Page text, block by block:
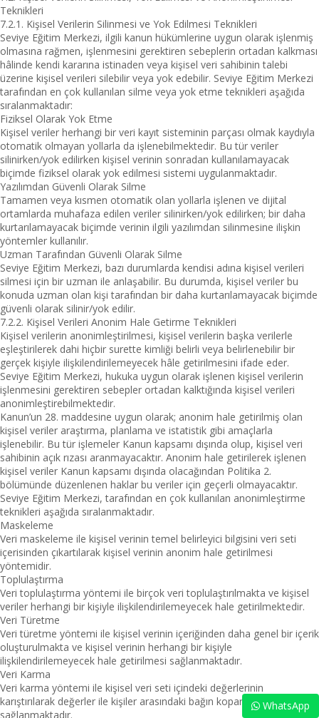
WhatsApp
Teknikleri
7.2.1. Kişisel Verilerin Silinmesi ve Yok Edilmesi Teknikleri
Seviye Eğitim Merkezi, ilgili kanun hükümlerine uygun olarak işlenmiş
olmasına rağmen, işlenmesini gerektiren sebeplerin ortadan kalkması
hâlinde kendi kararına istinaden veya kişisel veri sahibinin talebi
üzerine kişisel verileri silebilir veya yok edebilir. Seviye Eğitim Merkezi
tarafından en çok kullanılan silme veya yok etme teknikleri aşağıda
sıralanmaktadır:
Fiziksel Olarak Yok Etme
Kişisel veriler herhangi bir veri kayıt sisteminin parçası olmak kaydıyla
otomatik olmayan yollarla da işlenebilmektedir. Bu tür veriler
silinirken/yok edilirken kişisel verinin sonradan kullanılamayacak
biçimde fiziksel olarak yok edilmesi sistemi uygulanmaktadır.
Yazılımdan Güvenli Olarak Silme
Tamamen veya kısmen otomatik olan yollarla işlenen ve dijital
ortamlarda muhafaza edilen veriler silinirken/yok edilirken; bir daha
kurtarılamayacak biçimde verinin ilgili yazılımdan silinmesine ilişkin
yöntemler kullanılır.
Uzman Tarafından Güvenli Olarak Silme
Seviye Eğitim Merkezi, bazı durumlarda kendisi adına kişisel verileri
silmesi için bir uzman ile anlaşabilir. Bu durumda, kişisel veriler bu
konuda uzman olan kişi tarafından bir daha kurtarılamayacak biçimde
güvenli olarak silinir/yok edilir.
7.2.2. Kişisel Verileri Anonim Hale Getirme Teknikleri
Kişisel verilerin anonimleştirilmesi, kişisel verilerin başka verilerle
eşleştirilerek dahi hiçbir surette kimliği belirli veya belirlenebilir bir
gerçek kişiyle ilişkilendirilemeyecek hâle getirilmesini ifade eder.
Seviye Eğitim Merkezi, hukuka uygun olarak işlenen kişisel verilerin
işlenmesini gerektiren sebepler ortadan kalktığında kişisel verileri
anonimleştirebilmektedir.
Kanun’un 28. maddesine uygun olarak; anonim hale getirilmiş olan
kişisel veriler araştırma, planlama ve istatistik gibi amaçlarla
işlenebilir. Bu tür işlemeler Kanun kapsamı dışında olup, kişisel veri
sahibinin açık rızası aranmayacaktır. Anonim hale getirilerek işlenen
kişisel veriler Kanun kapsamı dışında olacağından Politika 2.
bölümünde düzenlenen haklar bu veriler için geçerli olmayacaktır.
Seviye Eğitim Merkezi, tarafından en çok kullanılan anonimleştirme
teknikleri aşağıda sıralanmaktadır.
Maskeleme
Veri maskeleme ile kişisel verinin temel belirleyici bilgisini veri seti
içerisinden çıkartılarak kişisel verinin anonim hale getirilmesi
yöntemidir.
Toplulaştırma
Veri toplulaştırma yöntemi ile birçok veri toplulaştırılmakta ve kişisel
veriler herhangi bir kişiyle ilişkilendirilemeyecek hale getirilmektedir.
Veri Türetme
Veri türetme yöntemi ile kişisel verinin içeriğinden daha genel bir içerik
oluşturulmakta ve kişisel verinin herhangi bir kişiyle
ilişkilendirilemeyecek hale getirilmesi sağlanmaktadır.
Veri Karma
Veri karma yöntemi ile kişisel veri seti içindeki değerlerinin
karıştırılarak değerler ile kişiler arasındaki bağın kopartılması
sağlanmaktadır.